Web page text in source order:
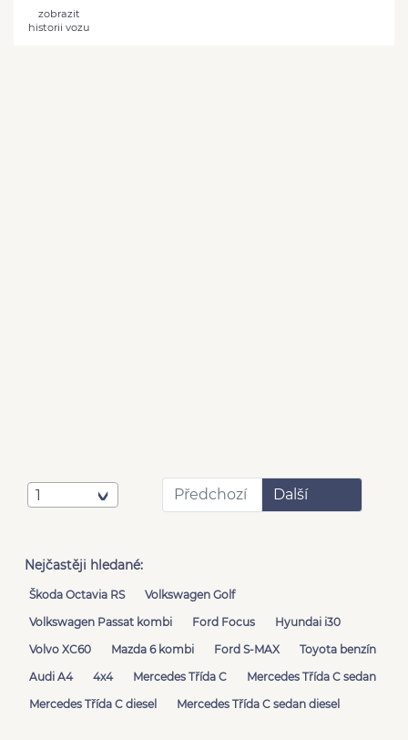
zobrazit
historii vozu
1 Předchozí Další
Nejčastěji hledané:
Škoda Octavia RS
Volkswagen Golf
Volkswagen Passat kombi
Ford Focus
Hyundai i30
Volvo XC60
Mazda 6 kombi Ford S-MAX
Toyota benzín
Audi A4
4x4 Mercedes Třída C
Mercedes Třída C sedan
Mercedes Třída C diesel
Mercedes Třída C sedan diesel